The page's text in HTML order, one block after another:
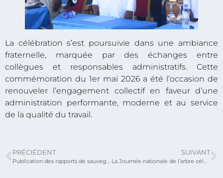
La célébration s’est poursuivie dans une ambiance
fraternelle, marquée par des échanges entre
collègues et responsables administratifs. Cette
commémoration du 1er mai 2026 a été l’occasion de
renouveler l’engagement collectif en faveur d’une
administration performante, moderne et au service
de la qualité du travail.
PRÉCIÉDENT
Publication des rapports de sauvegardes environnementale et sociale (EIES) et du plan d’action de réinstallation (PAR) / Multinational Bénin/Togo
SUIVANT
La Journée nationale de l’arbre célébrée au ministère délégué chargé des travaux publics et des infrastructures sous le signe de l’engagement environnemental